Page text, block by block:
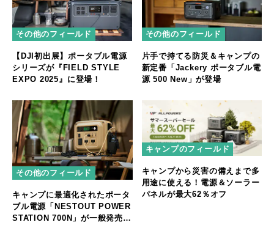
その他のフィールド
【DJI初出展】ポータブル電源
シリーズが『FIELD STYLE
EXPO 2025』に登場！
その他のフィールド
片手で持てる防災＆キャンプの
新定番「Jackery ポータブル電
源 500 New」が登場
その他のフィールド
キャンプに最適化されたポータ
ブル電源「NESTOUT POWER
STATION 700N」が一般発売開
キャンプのフィールド
キャンプから災害の備えまで多
用途に使える！電源＆ソーラー
パネルが最大62％オフ